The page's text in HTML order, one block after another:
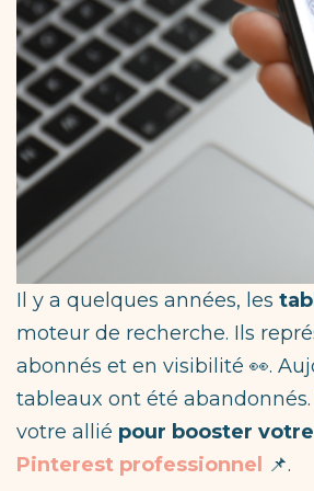
Il y a quelques années, les
moteur de recherche. Ils
abonnés et en visibilité 👀.
tableaux ont été
votre allié pour booster
Pinterest professionnel 📌.